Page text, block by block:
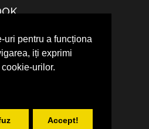
uri pentru a funcționa
iți exprimi
urilor.
Accept!